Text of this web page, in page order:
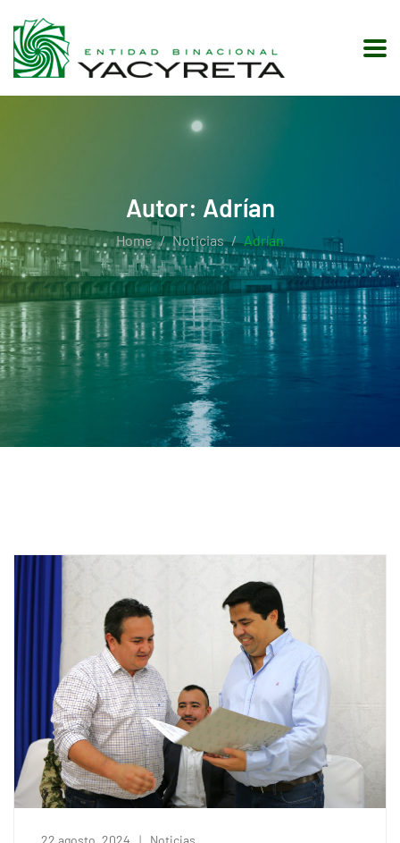
Autor: Adrían
Home Noticias Adrían
22 agosto, 2024 Noticias